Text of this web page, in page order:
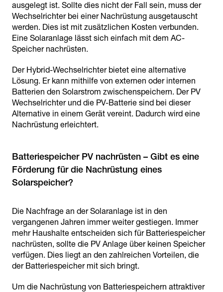
ausgelegt ist. Sollte dies nicht der Fall sein, muss der
Wechselrichter bei einer Nachrüstung ausgetauscht
werden. Dies ist mit zusätzlichen Kosten verbunden.
Eine Solaranlage lässt sich einfach mit dem AC-
Speicher nachrüsten.
Der Hybrid-Wechselrichter bietet eine alternative
Lösung. Er kann mithilfe von externen oder internen
Batterien den Solarstrom zwischenspeichern. Der PV
Wechselrichter und die PV-Batterie sind bei dieser
Alternative in einem Gerät vereint. Dadurch wird eine
Nachrüstung erleichtert.
Batteriespeicher PV nachrüsten – Gibt es eine
Förderung für die Nachrüstung eines
Solarspeicher?
Die Nachfrage an der Solaranlage ist in den
vergangenen Jahren immer weiter gestiegen. Immer
mehr Haushalte entscheiden sich für Batteriespeicher
nachrüsten, sollte die PV Anlage über keinen Speicher
verfügen. Dies liegt an den zahlreichen Vorteilen, die
der Batteriespeicher mit sich bringt.
Um die Nachrüstung von Batteriespeichern attraktiver